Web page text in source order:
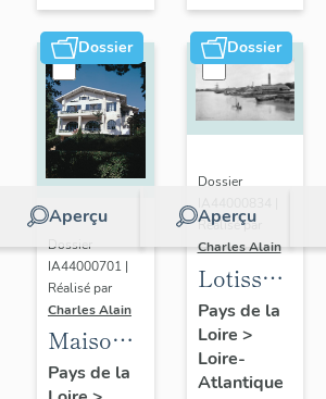
de La
Baule-
Escoublac
Dossier
Aperçu
Dossier
IA44000701 |
Réalisé par
Charles Alain
Maison
dite villa
Pays de la
Dossier
Aperçu
Dossier
Réalisé par
Charles Alain
concerté
Benoit
Pays de la
Loire >
Loire-
Atlantique